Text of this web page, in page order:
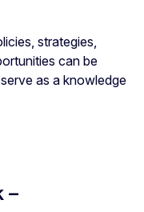
strategies,
can be
as a knowledge
–